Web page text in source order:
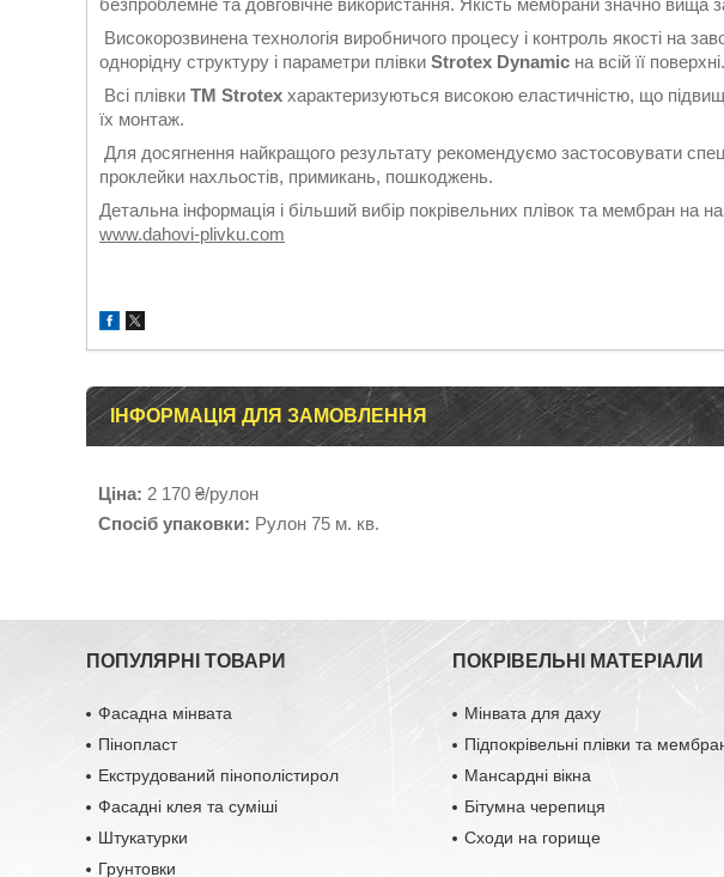
безпроблемне та довговічне використання. Якість мембрани значно вища
Високорозвинена технологія виробничого процесу і контроль якості на
однорідну структуру і параметри плівки Strotex Dynamic на всій її поверхні.
Всі плівки ТМ Strotex характеризуються високою еластичністю, що
їх монтаж.
Для досягнення найкращого результату рекомендуємо застосовувати
проклейки нахльостів, примикань, пошкоджень.
Детальна інформація і більший вибір покрівельних плівок та мембран на
www.dahovi-plivku.com
ІНФОРМАЦІЯ ДЛЯ ЗАМОВЛЕННЯ
Ціна: 2 170 ₴/рулон
Спосіб упаковки: Рулон 75 м. кв.
ПОПУЛЯРНІ ТОВАРИ
Фасадна мінвата
Пінопласт
Екструдований пінополістирол
Фасадні клея та суміші
Штукатурки
Грунтовки
ПОКРІВЕЛЬНІ МАТЕРІАЛИ
Мінвата для даху
Підпокрівельні плівки та
Мансардні вікна
Бітумна черепиця
Сходи на горище